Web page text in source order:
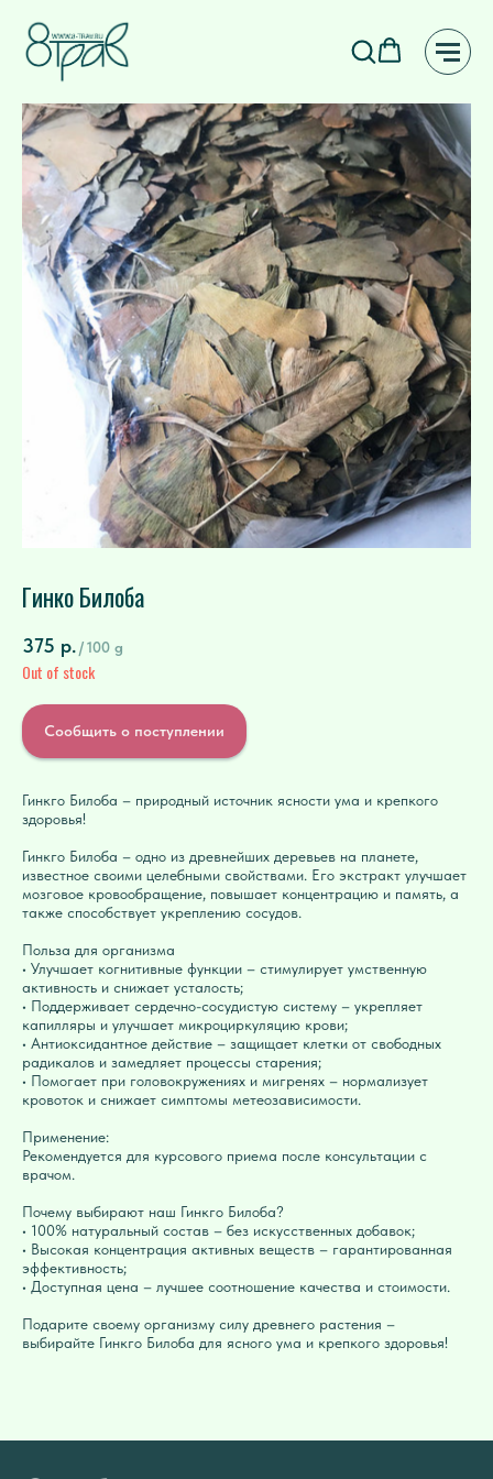
Гинко Билоба
375 р./100 g
Out of stock
Сообщить о поступлении
Гинкго Билоба – природный источник ясности ума и крепкого
здоровья!
Гинкго Билоба – одно из древнейших деревьев на планете,
известное своими целебными свойствами. Его экстракт улучшает
мозговое кровообращение, повышает концентрацию и память, а
также способствует укреплению сосудов.
Польза для организма
• Улучшает когнитивные функции – стимулирует умственную
активность и снижает усталость;
• Поддерживает сердечно-сосудистую систему – укрепляет
капилляры и улучшает микроциркуляцию крови;
• Антиоксидантное действие – защищает клетки от свободных
радикалов и замедляет процессы старения;
• Помогает при головокружениях и мигренях – нормализует
кровоток и снижает симптомы метеозависимости.
Применение:
Рекомендуется для курсового приема после консультации с
врачом.
Почему выбирают наш Гинкго Билоба?
• 100% натуральный состав – без искусственных добавок;
• Высокая концентрация активных веществ – гарантированная
эффективность;
• Доступная цена – лучшее соотношение качества и стоимости.
Подарите своему организму силу древнего растения –
выбирайте Гинкго Билоба для ясного ума и крепкого здоровья!